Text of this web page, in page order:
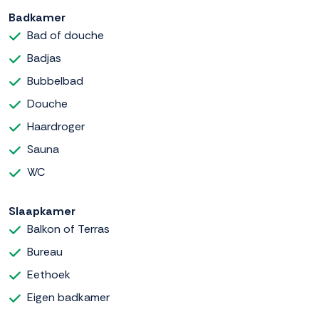
Badkamer
Bad of douche
Badjas
Bubbelbad
Douche
Haardroger
Sauna
WC
Slaapkamer
Balkon of Terras
Bureau
Eethoek
Eigen badkamer